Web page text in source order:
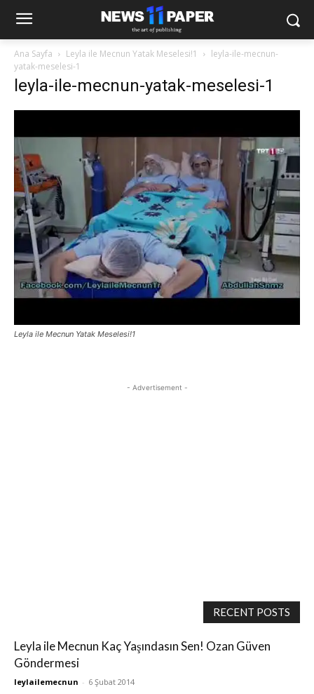
Ana Sayfa Leyla ile Mecnun Yatak Meselesi!1
leyla-ile-mecnun-
yatak-meselesi-1
leyla-ile-mecnun-yatak-meselesi-1
Leyla ile Mecnun Yatak Meselesi!1
- Advertisement -
RECENT POSTS
Leyla ile Mecnun Kaç Yaşındasın Sen! Ozan Güven
Göndermesi
leylailemecnun - 6 Şubat 2014